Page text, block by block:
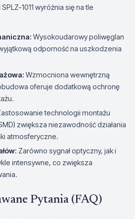
1011 wyróżnia się na tle
Wysokoudarowy poliwęglan
odporność na uszkodzenia
Wzmocniona wewnętrzną
oferuje dodatkową ochronę
technologii montażu
zwiększa niezawodność działania
atmosferyczne.
Zarówno sygnał optyczny, jak i
intensywne, co zwiększa
Pytania (FAQ)